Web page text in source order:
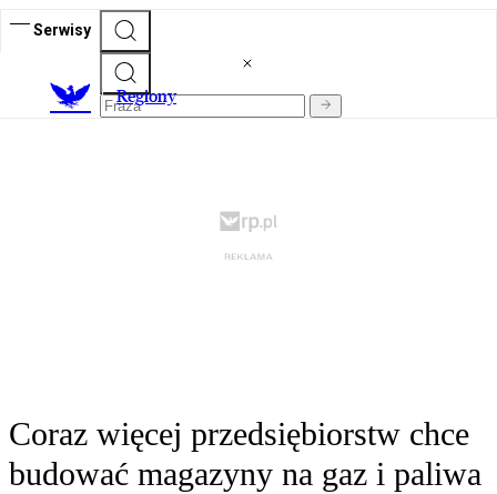
Serwisy
Regiony
Coraz więcej przedsiębiorstw chce
budować magazyny na gaz i paliwa